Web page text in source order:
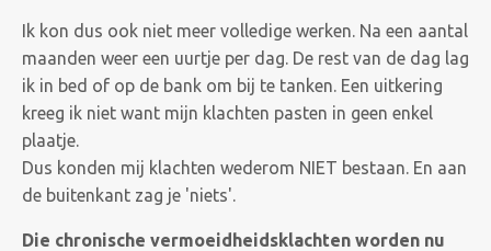
Ik kon dus ook niet meer volledige werken. Na een aantal
maanden weer een uurtje per dag. De rest van de dag lag
ik in bed of op de bank om bij te tanken. Een uitkering
kreeg ik niet want mijn klachten pasten in geen enkel
plaatje.
Dus konden mij klachten wederom NIET bestaan. En aan
de buitenkant zag je 'niets'.
Die chronische vermoeidheidsklachten worden nu